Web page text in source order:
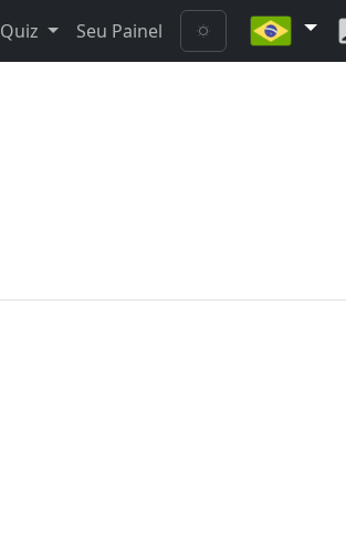
Quiz Seu Painel